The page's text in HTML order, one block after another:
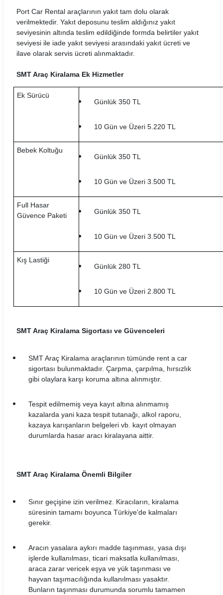
Mobilup Araç Kiralama Koşulları
Multicar Araç Kiralama Koşulları
Natura Araç Kiralama Koşulları
Nissa Araç Kiralama Koşulları
Otocar Araç Kiralama Koşulları
Otoseç Araç Kiralama Koşulları
OtoTur Araç Kiralama Koşulları
Rent Trendy Araç Kiralama Koşulları
Skyes Araç Kiralama Koşulları
The Leon Araç Kiralama Koşulları
Turento Araç Kiralama Koşulları
Windy Araç Kiralama Koşulları
Wowcar Araç Kiralama Koşulları
Yol 24 Araç Kiralama Koşulları
Port Car Rental araçlarının yakıt tam dolu olarak
verilmektedir. Yakıt deposunu teslim aldığınız yakıt
seviyesinin altında teslim edildiğinde formda belirtiler yakıt
seviyesi ile iade yakıt seviyesi arasındaki yakıt ücreti ve
ilave olarak servis ücreti alınmaktadır.
SMT Araç Kiralama Ek Hizmetler
Ek Sürücü
Günlük 350 TL
10 Gün ve Üzeri 5.220 TL
Bebek Koltuğu
Günlük 350 TL
10 Gün ve Üzeri 3.500 TL
Full Hasar
Güvence Paketi
Günlük 350 TL
10 Gün ve Üzeri 3.500 TL
Kış Lastiği
Günlük 280 TL
10 Gün ve Üzeri 2.800 TL
SMT Araç Kiralama Sigortası ve Güvenceleri
SMT Araç Kiralama araçlarının tümünde rent a car
sigortası bulunmaktadır. Çarpma, çarpılma, hırsızlık
gibi olaylara karşı koruma altına alınmıştır.
Tespit edilmemiş veya kayıt altına alınmamış
kazalarda yani kaza tespit tutanağı, alkol raporu,
kazaya karışanların belgeleri vb. kayıt olmayan
durumlarda hasar aracı kiralayana aittir.
SMT Araç Kiralama Önemli Bilgiler
Sınır geçişine izin verilmez. Kiracıların, kiralama
süresinin tamamı boyunca Türkiye'de kalmaları
gerekir.
Aracın yasalara aykırı madde taşınması, yasa dışı
işlerde kullanılması, ticari maksatla kullanılması,
araca zarar vericek eşya ve yük taşınması ve
hayvan taşımacılığında kullanılması yasaktır.
Bunların taşınması durumunda sorumlu tamamen